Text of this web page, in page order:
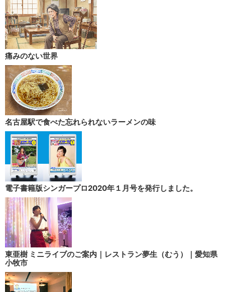
痛みのない世界
名古屋駅で食べた忘れられないラーメンの味
電子書籍版シンガープロ2020年１月号を発行しました。
東亜樹 ミニライブのご案内｜レストラン夢生（むう）｜愛知県
小牧市